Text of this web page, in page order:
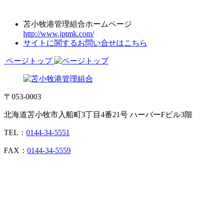
苫小牧港管理組合ホームページ
http://www.jptmk.com/
サイトに関するお問い合せはこちら
ページトップ
〒053-0003
北海道苫小牧市入船町3丁目4番21号 ハーバーFビル3階
TEL： 0144-34-5551
FAX： 0144-34-5559